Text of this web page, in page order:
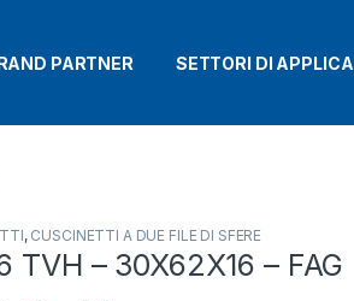
PARTNER SETTORI DI
, CUSCINETTI A DUE FILE DI SFERE
TVH – 30X62X16 – FAG